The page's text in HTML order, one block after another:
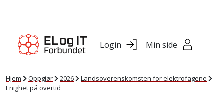
Login Min side
Hjem Oppgjør 2026
Landsoverenskomsten for elektrofagene
Enighet på overtid